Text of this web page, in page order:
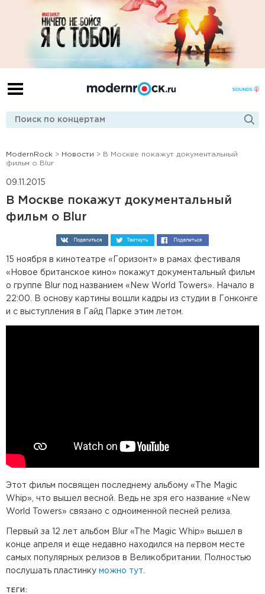
ModernRock > Новости > В Москве покажут документальный
фильм о Blur
09.11.2015
В Москве покажут документальный
фильм о Blur
15 ноября в кинотеатре «Горизонт» в рамах фестиваля
«Новое британское кино» покажут документальный фильм
о группе Blur под названием «New World Towers». Начало в
22:00. В основу картины вошли кадры из студии в Гонконге
и с выступления в Гайд Парке этим летом.
Этот фильм посвящен последнему альбому «The Magic
Whip», что вышел весной. Ведь не зря его название «New
World Towers» связано с одноименной песней релиза.
Первый за 12 лет альбом Blur «The Magic Whip» вышел в
конце апреля и еще недавно находился на первом месте
самых популярных релизов в Великобритании. Полностью
послушать пластинку можно тут
ТЕГИ: